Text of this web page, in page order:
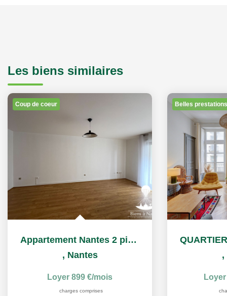
Les biens similaires
Coup de coeur
Appartement Nantes 2 pièce(s) 48.39 m2
, Nantes
Loyer 899 €/mois
charges comprises
Belles prestations
,